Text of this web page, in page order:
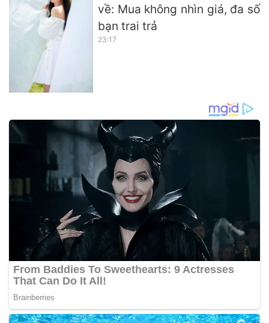
về: Mua không nhìn giá, đa số
bạn trai trả
23:17